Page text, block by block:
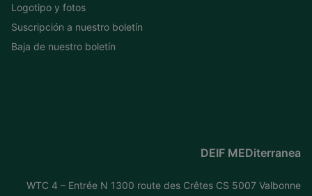
Logotipo y fotos
Suscripción a nuestro boletín
Baja de nuestro boletín
DEIF MEDiterranea
WTC 4 – Entrée N 1300 route des Crêtes CS 5007 Valbonne